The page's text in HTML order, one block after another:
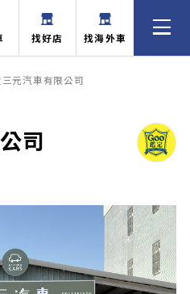
找好店 找海外車
三元汽車有限公司
司